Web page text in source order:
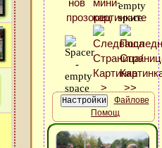
Файлове
Помощ